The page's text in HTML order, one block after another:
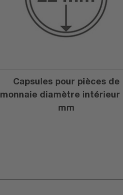
Capsules pour pièces de
monnaie diamètre intérieur
mm